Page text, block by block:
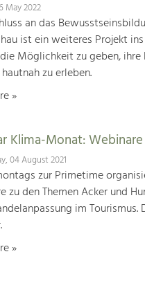
May 2022
an das
ist ein weiteres Projekt
Möglichkeit zu geben,
zu erleben.
»
Klima-Monat:
04 August 2021
zur Primetime
zu den Themen Acker und
im
»